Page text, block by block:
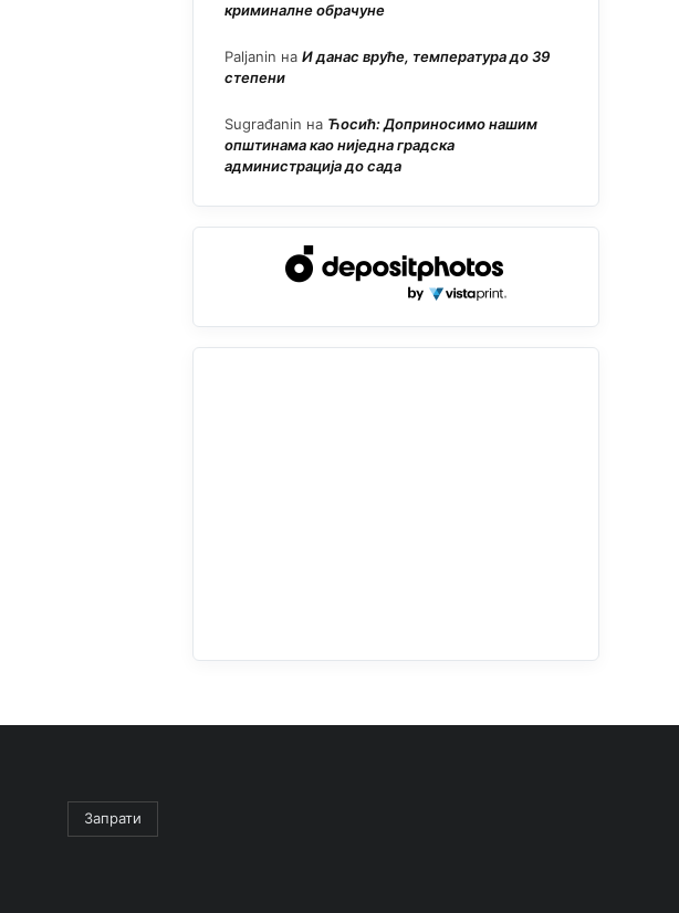
криминалне обрачуне
Paljanin на И данас вруће, температура до 39
степени
Sugrađanin на Ћосић: Доприносимо нашим
општинама као ниједна градска
администрација до сада
Запрати